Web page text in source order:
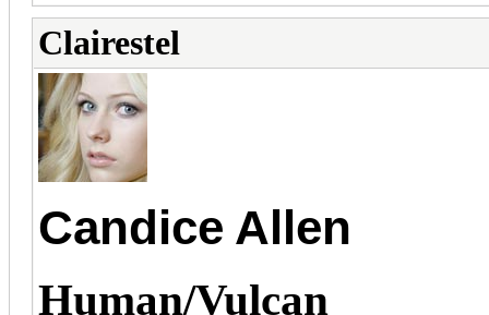
Clairestel
Candice Allen
Human/Vulcan